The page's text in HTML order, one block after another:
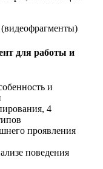
(видеофрагменты)
для работы и
и
4
проявления
поведения